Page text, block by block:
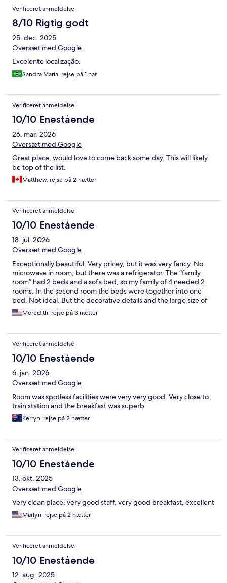
Verificeret anmeldelse
8/10 Rigtig godt
25. dec. 2025
Oversæt med Google
Excelente localização.
Sandra Maria, rejse på 1 nat
Verificeret anmeldelse
10/10 Enestående
26. mar. 2026
Oversæt med Google
Great place, would love to come back some day. This will likely
be top of the list.
Matthew, rejse på 2 nætter
Verificeret anmeldelse
10/10 Enestående
18. jul. 2026
Oversæt med Google
Exceptionally beautiful. Very pricey, but it was very fancy. No
microwave in room, but there was a refrigerator. The “family
room” had 2 beds and a sofa bed, so my family of 4 needed 2
rooms. In the second room the beds were together into one
bed. Not ideal. But the decorative details and the large size of
the room was great. The lack of hotel parking or close by
parking was not great. We parked in a garage down the street.
Meredith, rejse på 3 nætter
Verificeret anmeldelse
10/10 Enestående
6. jan. 2026
Oversæt med Google
Room was spotless facilities were very very good. Very close to
train station and the breakfast was superb.
Kerryn, rejse på 2 nætter
Verificeret anmeldelse
10/10 Enestående
13. okt. 2025
Oversæt med Google
Very clean place, very good staff, very good breakfast, excellent
Marlyn, rejse på 2 nætter
Verificeret anmeldelse
10/10 Enestående
12. aug. 2025